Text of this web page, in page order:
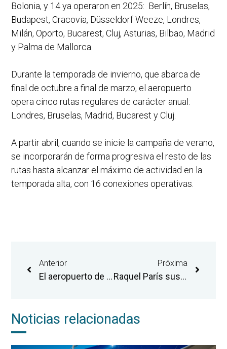
Bolonia, y 14 ya operaron en 2025: Berlín, Bruselas,
Budapest, Cracovia, Düsseldorf Weeze, Londres,
Milán, Oporto, Bucarest, Cluj, Asturias, Bilbao, Madrid
y Palma de Mallorca.
Durante la temporada de invierno, que abarca de
final de octubre a final de marzo, el aeropuerto
opera cinco rutas regulares de carácter anual:
Londres, Bruselas, Madrid, Bucarest y Cluj.
A partir abril, cuando se inicie la campaña de verano,
se incorporarán de forma progresiva el resto de las
rutas hasta alcanzar el máximo de actividad en la
temporada alta, con 16 conexiones operativas.
Anterior
El aeropuerto de Castellón programa en 2026 la mayor operativa de su trayectoria con 16 rutas, 2.400 vuelos regulares y una oferta de 400.000 plazas
Próxima
Raquel París sustituirá a Justo Vellón en la dirección general del Aeropuerto de Castellón
Noticias relacionadas